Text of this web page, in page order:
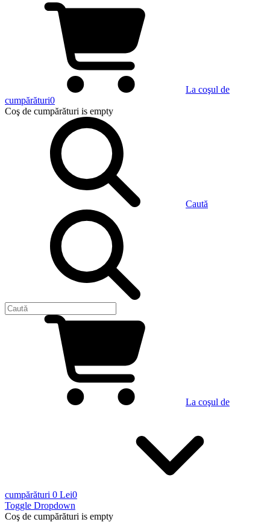
La coşul de
cumpărături0
Coş de cumpărături is empty
Caută
La coşul de
cumpărături 0 Lei0
Toggle Dropdown
Coş de cumpărături is empty